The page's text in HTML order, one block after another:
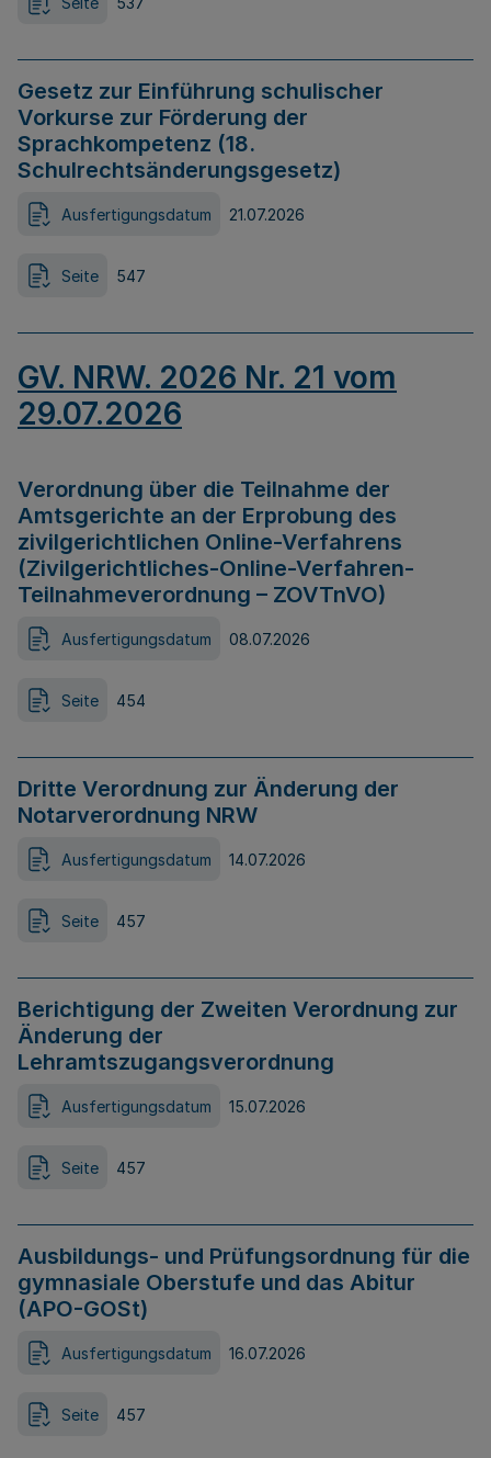
Gesetz zur Einführung schulischer
Vorkurse zur Förderung der
Sprachkompetenz (18.
Schulrechtsänderungsgesetz)
Ausfertigungsdatum 21.07.2026
Seite 547
GV. NRW. 2026 Nr. 21 vom
29.07.2026
Verordnung über die Teilnahme der
Amtsgerichte an der Erprobung des
zivilgerichtlichen Online-Verfahrens
(Zivilgerichtliches-Online-Verfahren-
Teilnahmeverordnung – ZOVTnVO)
Ausfertigungsdatum 08.07.2026
Seite 454
Dritte Verordnung zur Änderung der
Notarverordnung NRW
Ausfertigungsdatum 14.07.2026
Seite 457
Berichtigung der Zweiten Verordnung zur
Änderung der
Lehramtszugangsverordnung
Ausfertigungsdatum 15.07.2026
Seite 457
Ausbildungs- und Prüfungsordnung für die
gymnasiale Oberstufe und das Abitur
(APO-GOSt)
Ausfertigungsdatum 16.07.2026
Seite 457